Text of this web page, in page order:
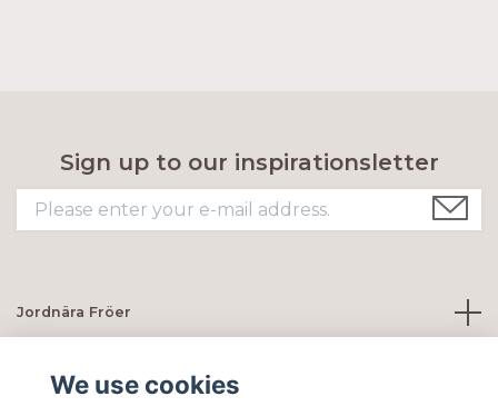
Sign up to our inspirationsletter
Jordnära Fröer
We use cookies